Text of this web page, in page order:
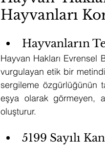
Hayvanları
Hayvanların
Hayvan Hakları Evrensel
vurgulayan etik bir
sergileme özgürlüğünün
eşya olarak görmeyen,
oluşturur.
5199 Sayılı